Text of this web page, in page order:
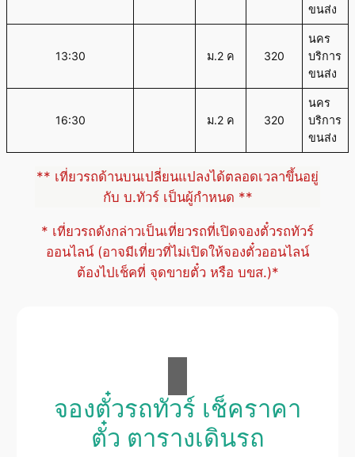
ขนส่ง
13:30 ม.2 ค 320
นคร
บริการ
ขนส่ง
16:30 ม.2 ค 320
นคร
บริการ
ขนส่ง
** เที่ยวรถด้านบนเปลี่ยนแปลงได้ตลอดเวลาขึ้นอยู่
กับ บ.ทัวร์ เป็นผู้กำหนด **
* เที่ยวรถดังกล่าวเป็นเที่ยวรถที่เปิดจองตั๋วรถทัวร์
ออนไลน์ (อาจมีเที่ยวที่ไม่เปิดให้จองตั๋วออนไลน์
ต้องไปเช็คที่ จุดขายตั๋ว หรือ บขส.)*
จองตั๋วรถทัวร์ เช็คราคา
ตั๋ว ตารางเดินรถ